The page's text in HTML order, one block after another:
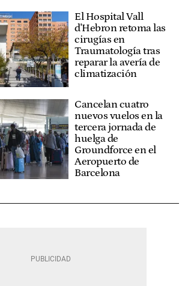
El Hospital Vall
d'Hebron retoma las
cirugías en
Traumatología tras
reparar la avería de
climatización
Cancelan cuatro
nuevos vuelos en la
tercera jornada de
huelga de
Groundforce en el
Aeropuerto de
Barcelona